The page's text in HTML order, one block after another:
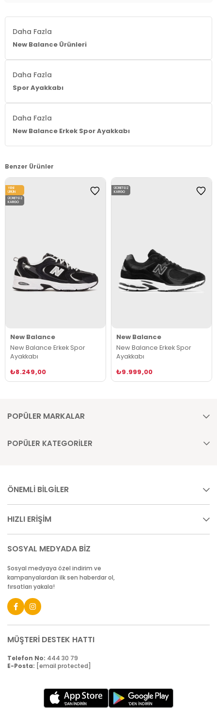
Daha Fazla
New Balance Ürünleri
Daha Fazla
Spor Ayakkabı
Daha Fazla
New Balance Erkek Spor Ayakkabı
Benzer Ürünler
New Balance
New Balance Erkek Spor
Ayakkabı
₺8.249,00
YENI
ÜRÜN
ÜCRETSIZ
KARGO
New Balance
New Balance Erkek Spor
Ayakkabı
₺9.999,00
ÜCRETSIZ
KARGO
POPÜLER MARKALAR
POPÜLER KATEGORİLER
ÖNEMLİ BİLGİLER
HIZLI ERİŞİM
SOSYAL MEDYADA BİZ
Sosyal medyaya özel indirim ve
kampanyalardan ilk sen haberdar ol,
fırsatları yakala!
MÜŞTERİ DESTEK HATTI
Telefon No: 444 30 79
E-Posta: [email protected]